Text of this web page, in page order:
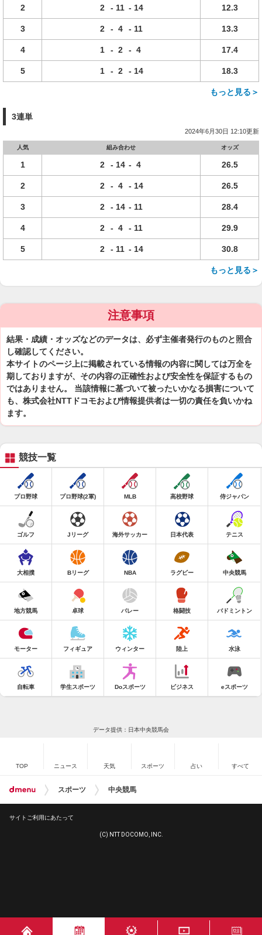
2 2 - 11 - 14 12.3
3 2 - 4 - 11 13.3
4 1 - 2 - 4 17.4
5 1 - 2 - 14 18.3
もっと見る＞
3連単
2024年6月30日 12:10更新
人気 組み合わせ オッズ
1 2 - 14 - 4 26.5
2 2 - 4 - 14 26.5
3 2 - 14 - 11 28.4
4 2 - 4 - 11 29.9
5 2 - 11 - 14 30.8
もっと見る＞
注意事項
結果・成績・オッズなどのデータは、必ず主催者発行のものと照合
し確認してください。
本サイトのページ上に掲載されている情報の内容に関しては万全を
期しておりますが、その内容の正確性および安全性を保証するもの
ではありません。 当該情報に基づいて被ったいかなる損害について
も、株式会社NTTドコモおよび情報提供者は一切の責任を負いかね
ます。
競技一覧
プロ野球 プロ野球(2軍) MLB 高校野球 侍ジャパン
ゴルフ Jリーグ 海外サッカー 日本代表 テニス
大相撲 Bリーグ NBA ラグビー 中央競馬
地方競馬 卓球 バレー 格闘技 バドミントン
モーター フィギュア ウィンター 陸上 水泳
自転車 学生スポーツ Doスポーツ ビジネス eスポーツ
データ提供：日本中央競馬会
TOP ニュース 天気 スポーツ 占い すべて
スポーツ 中央競馬
サイトご利用にあたって
(C) NTT DOCOMO, INC.